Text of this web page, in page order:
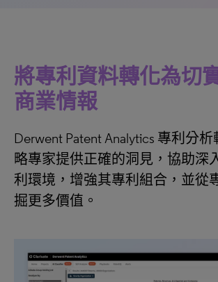
將專利資料轉化為切
商業情報
Derwent Patent Analytics 專利分
略專家提供正確的洞見，協助深
利環境，增強其專利組合，並從
掘更多價值。